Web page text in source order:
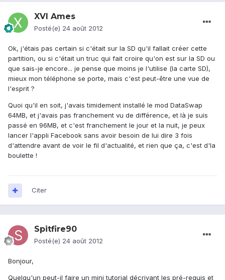
XVI Ames
Posté(e) 24 août 2012
Ok, j'étais pas certain si c'était sur la SD qu'il fallait créer cette
partition, ou si c'était un truc qui fait croire qu'on est sur la SD ou
que sais-je encore... je pense que moins je l'utilise (la carte SD),
mieux mon téléphone se porte, mais c'est peut-être une vue de
l'esprit ?
Quoi qu'il en soit, j'avais timidement installé le mod DataSwap
64MB, et j'avais pas franchement vu de différence, et là je suis
passé en 96MB, et c'est franchement le jour et la nuit, je peux
lancer l'appli Facebook sans avoir besoin de lui dire 3 fois
d'attendre avant de voir le fil d'actualité, et rien que ça, c'est d'la
boulette !
Citer
Spitfire90
Posté(e) 24 août 2012
Bonjour,
Quelqu'un peut-il faire un mini tutorial décrivant les pré-requis et